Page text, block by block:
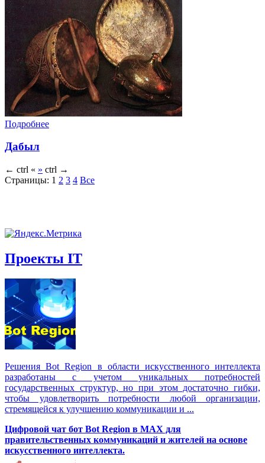
Подробнее
Дабыл
← ctrl « » ctrl →
Страницы: 1 2 3 4 Все
Проекты IT
Решения Вot Region в области искусственного интеллекта
разработаны с учетом уникальных потребностей
государственных структур, но при этом достаточно гибки,
чтобы удовлетворить потребности любой организации,
стремящейся к улучшению коммуникации и ...
Цифровой чат бот Вot Region в MAX для
правительственных коммуникаций и жителей на основе
искусственного интеллекта.